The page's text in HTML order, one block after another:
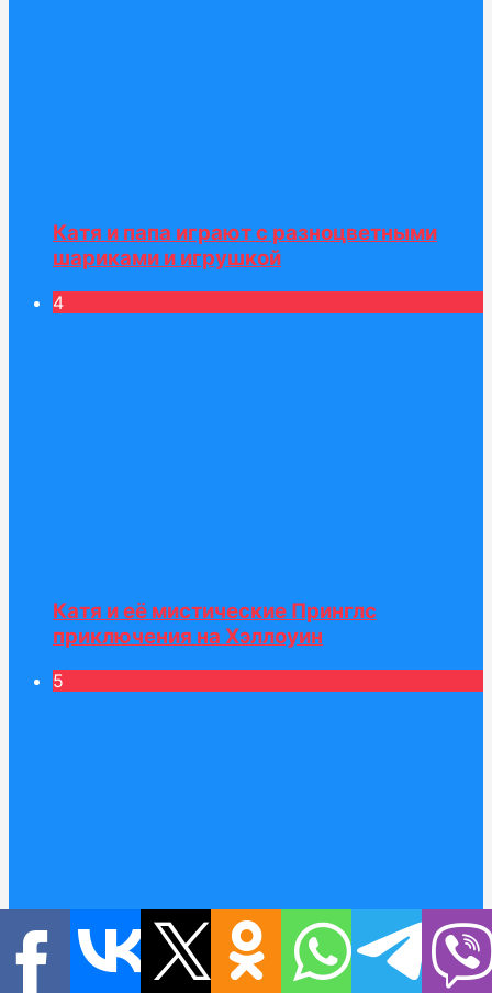
Катя и папа играют c разноцветными
шариками и игрушкой
4
Катя и её мистические Принглс
приключения на Хэллоуин
5